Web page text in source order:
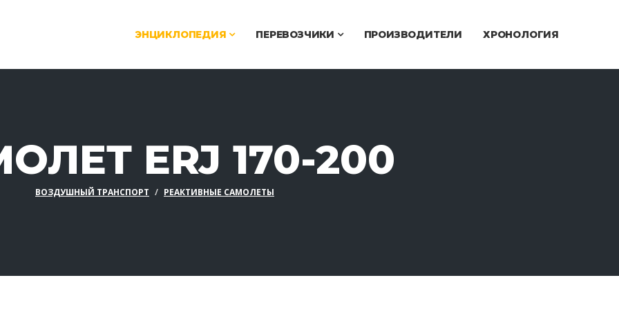
ЭНЦИКЛОПЕДИЯ ПЕРЕВОЗЧИКИ ПРОИЗВОДИТЕЛИ ХРОНОЛОГИЯ
ERJ 170-200
ВОЗДУШНЫЙ ТРАНСПОРТ РЕАКТИВНЫЕ САМОЛЕТЫ